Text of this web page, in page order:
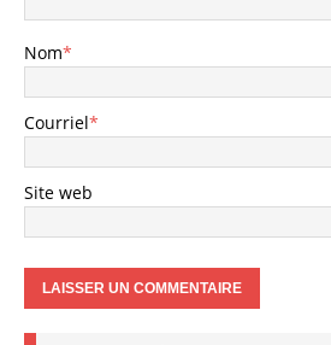
Nom*
Courriel*
Site web